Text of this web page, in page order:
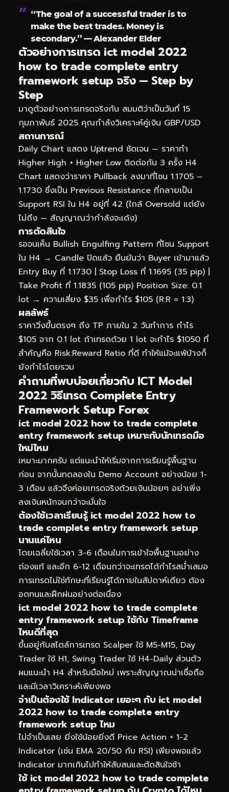
“The goal of a successful trader is to
make the best trades. Money is
secondary.” — Alexander Elder
ตัวอย่างการเทรด ict model 2022
how to trade complete entry
framework setup จริง — Step by
Step
มาดูตัวอย่างการเทรดจริงกัน สมมติว่าเป็นวันที่ 15
กุมภาพันธ์ 2025 คุณกำลังวิเคราะห์คู่เงิน GBP/USD
สถานการณ์
Daily Chart แสดง Uptrend ชัดเจน — ราคาทำ
Higher High + Higher Low ติดต่อกัน 3 ครั้ง H4
Chart แสดงว่าราคา Pullback ลงมาที่โซน 1.1705 –
1.1730 ซึ่งเป็น Previous Resistance ที่กลายเป็น
Support RSI ใน H4 อยู่ที่ 42 (ใกล้ Oversold แต่ยัง
ไม่ถึง — สัญญาณว่ากำลังจะเด้ง)
การตัดสินใจ
รอจนเห็น Bullish Engulfing Pattern ที่โซน Support
ใน H4 → Candle ปิดแล้ว ยืนยันว่า Buyer เข้ามาแล้ว
Entry Buy ที่ 1.1730 | Stop Loss ที่ 1.1695 (35 pip) |
Take Profit ที่ 1.1835 (105 pip) Position Size: 0.1
lot → ความเสี่ยง $35 เพื่อกำไร $105 (R:R = 1:3)
ผลลัพธ์
ราคาวิ่งขึ้นตรงๆ ถึง TP ภายใน 2 วันทำการ กำไร
$105 จาก 0.1 lot ถ้าเทรดด้วย 1 lot จะกำไร $1050 ที่
สำคัญคือ Risk:Reward Ratio ที่ดี ทำให้แม้จะแพ้บ้างก็
ยังกำไรโดยรวม
คำถามที่พบบ่อยเกี่ยวกับ ICT Model
2022 วิธีเทรด Complete Entry
Framework Setup Forex
ict model 2022 how to trade complete
entry framework setup เหมาะกับนักเทรดมือ
ใหม่ไหม
เหมาะมากครับ แต่แนะนำให้เริ่มจากการเรียนรู้พื้นฐาน
ก่อน จากนั้นทดลองใน Demo Account อย่างน้อย 1-
3 เดือน แล้วจึงค่อยเทรดจริงด้วยเงินน้อยๆ อย่าเพิ่ง
ลงเงินหนักจนกว่าจะมั่นใจ
ต้องใช้เวลาเรียนรู้ ict model 2022 how to
trade complete entry framework setup
นานแค่ไหน
โดยเฉลี่ยใช้เวลา 3-6 เดือนในการเข้าใจพื้นฐานอย่าง
ถ่องแท้ และอีก 6-12 เดือนกว่าจะเทรดได้กำไรสม่ำเสมอ
การเทรดไม่ใช่ทักษะที่เรียนรู้ได้ภายในสัปดาห์เดียว ต้อง
อดทนและฝึกฝนอย่างต่อเนื่อง
ict model 2022 how to trade complete
entry framework setup ใช้กับ Timeframe
ไหนดีที่สุด
ขึ้นอยู่กับสไตล์การเทรด Scalper ใช้ M5-M15, Day
Trader ใช้ H1, Swing Trader ใช้ H4-Daily ส่วนตัว
ผมแนะนำ H4 สำหรับมือใหม่ เพราะสัญญาณน่าเชื่อถือ
และมีเวลาวิเคราะห์เพียงพอ
จำเป็นต้องใช้ Indicator เยอะๆ กับ ict model
2022 how to trade complete entry
framework setup ไหม
ไม่จำเป็นเลย ยิ่งใช้น้อยยิ่งดี Price Action + 1-2
Indicator (เช่น EMA 20/50 กับ RSI) เพียงพอแล้ว
Indicator มากเกินไปทำให้สับสนและตัดสินใจช้า
ใช้ ict model 2022 how to trade complete